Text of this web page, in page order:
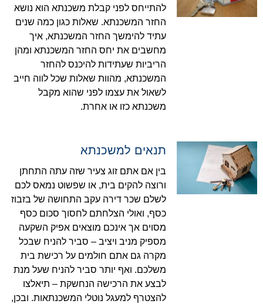
להתייחס לפני קבלת משכנתא הוא נושא
החזר המשכנתא. שאלות כגון כמה שנים
עתיד להימשך החזר המשכנתא, איך
מחשבים את יחס החזר המשכנתא ומהן
הריביות שעתידות להיכנס להחזר
המשכנתא, מהוות שאלות שכל לווה חייב
לשאול את עצמו לפני שהוא מקבל
משכנתא כזו או אחרת.
תנאים למשכנתא
בין אם אתם זוג צעיר שזה עתה התחתן
ורוצה להקים בית, או שפשוט נמאס לכם
לשלם שכר דירה עקב התחושה של בזבוז
כסף, ואולי הצלחתם לחסוך סכום כסף
מסוים אך אינכם מוצאים אפיק השקעה
מספיק מניב ויציב – סביר להניח שבכל
מקרה גם אתם חולמים על רכישת בית
משלכם. ואף יותר סביר להניח שעל מנת
לבצע את הרכישה הנחשקת – תיאלצו
להצטרף למעגל נוטלי המשכנתאות. ובכן,